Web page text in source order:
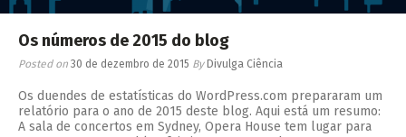
Os números de 2015 do blog
Posted on 30 de dezembro de 2015 ByDivulga Ciência
Os duendes de estatísticas do WordPress.com prepararam um
relatório para o ano de 2015 deste blog. Aqui está um resumo:
A sala de concertos em Sydney, Opera House tem lugar para